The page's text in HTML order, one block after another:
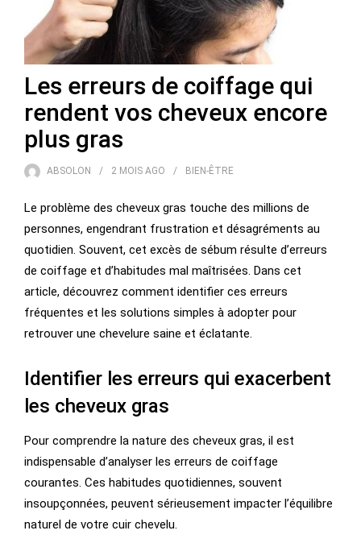
Les erreurs de coiffage qui
rendent vos cheveux encore
plus gras
ABSOLON 2 MOIS AGO BIEN-ÊTRE
Le problème des cheveux gras touche des millions de
personnes, engendrant frustration et désagréments au
quotidien. Souvent, cet excès de sébum résulte d’erreurs
de coiffage et d’habitudes mal maîtrisées. Dans cet
article, découvrez comment identifier ces erreurs
fréquentes et les solutions simples à adopter pour
retrouver une chevelure saine et éclatante.
Identifier les erreurs qui exacerbent
les cheveux gras
Pour comprendre la nature des cheveux gras, il est
indispensable d’analyser les erreurs de coiffage
courantes. Ces habitudes quotidiennes, souvent
insoupçonnées, peuvent sérieusement impacter l’équilibre
naturel de votre cuir chevelu.